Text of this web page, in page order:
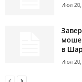
Июл
в
Июл